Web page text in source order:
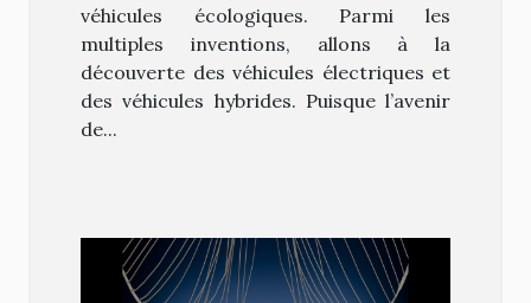
véhicules écologiques. Parmi les
multiples inventions, allons à la
découverte des véhicules électriques et
des véhicules hybrides. Puisque l’avenir
de...